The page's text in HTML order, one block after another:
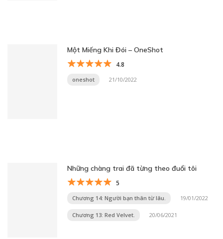
Một Miếng Khi Đói – OneShot
4.8
oneshot 21/10/2022
Những chàng trai đã từng theo đuổi tôi
5
Chương 14: Người bạn thân từ lâu. 19/01/2022
Chương 13: Red Velvet. 20/06/2021